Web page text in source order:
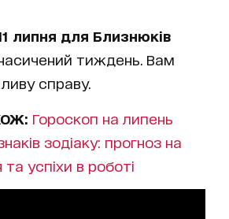
липня для Близнюків
тиждень. Вам
справу.
Гороскоп на липень
зодіаку: прогноз на
та успіхи в роботі